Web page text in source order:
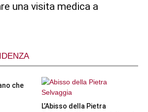
una visita medica a
che
L’Abisso della Pietra